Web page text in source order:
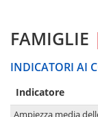
FAMIGLIE
INDICATORI AI
Indicatore